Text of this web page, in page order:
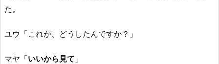
た。
ユウ「これが、どうしたんですか？」
マヤ「いいから見て 」